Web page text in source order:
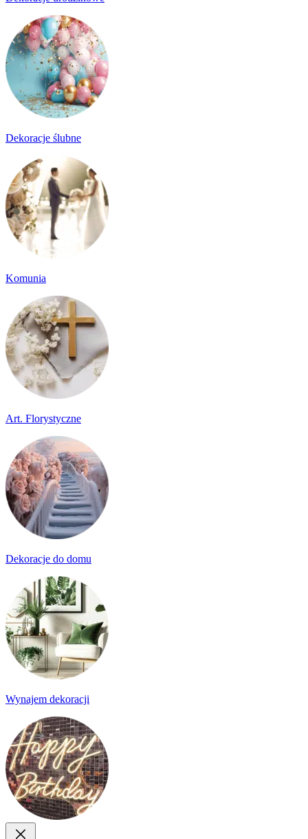
Dekoracje ślubne
Komunia
Art. Florystyczne
Dekoracje do domu
Wynajem dekoracji